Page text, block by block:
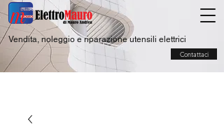
Vendita, noleggio e riparazione utensili elettrici
Contattaci